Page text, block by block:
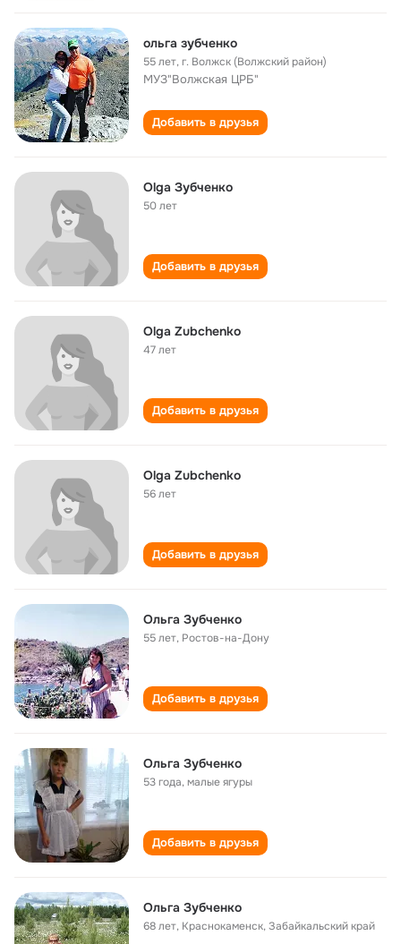
ольга зубченко
55 лет,г. Волжск (Волжский район)
МУЗ"Волжская ЦРБ"
Добавить в друзья
Olga Зубченко
50 лет
Добавить в друзья
Olga Zubchenko
47 лет
Добавить в друзья
Olga Zubchenko
56 лет
Добавить в друзья
Ольга Зубченко
55 лет, Ростов-на-Дону
Добавить в друзья
Ольга Зубченко
53 года,малые ягуры
Добавить в друзья
Ольга Зубченко
68 лет, Краснокаменск, Забайкальский край